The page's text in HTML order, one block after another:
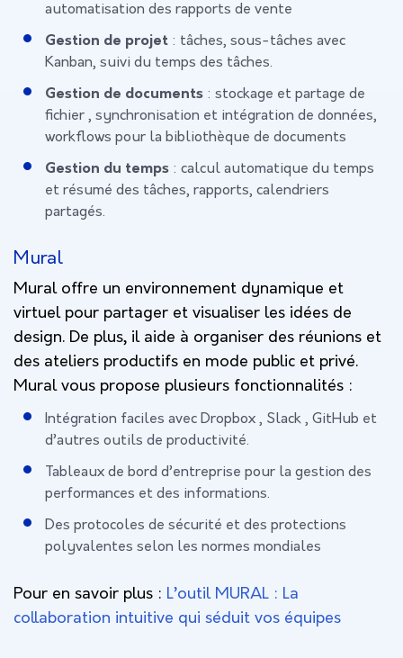
automatisation des rapports de vente
Gestion de projet : tâches, sous-tâches avec
Kanban, suivi du temps des tâches.
Gestion de documents : stockage et partage de
fichier , synchronisation et intégration de données,
workflows pour la bibliothèque de documents
Gestion du temps : calcul automatique du temps
et résumé des tâches, rapports, calendriers
partagés.
Mural
Mural offre un environnement dynamique et
virtuel pour partager et visualiser les idées de
design. De plus, il aide à organiser des réunions et
des ateliers productifs en mode public et privé.
Mural vous propose plusieurs fonctionnalités :
Intégration faciles avec Dropbox , Slack , GitHub et
d’autres outils de productivité.
Tableaux de bord d’entreprise pour la gestion des
performances et des informations.
Des protocoles de sécurité et des protections
polyvalentes selon les normes mondiales
Pour en savoir plus : L’outil MURAL : La
collaboration intuitive qui séduit vos équipes